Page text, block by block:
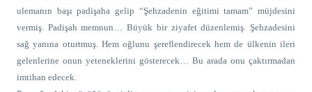
ulemanın başı padişaha gelip “Şehzadenin eğitimi tamam” müjdesini
vermiş. Padişah memnun… Büyük bir ziyafet düzenlemiş. Şehzadesini
sağ yanına oturtmuş. Hem oğlunu şereflendirecek hem de ülkenin ileri
gelenlerine onun yeteneklerini gösterecek… Bu arada onu çaktırmadan
imtihan edecek.